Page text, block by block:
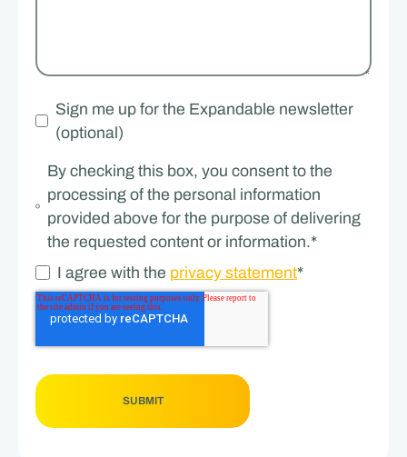
Sign me up for the Expandable newsletter
(optional)
By checking this box, you consent to the
processing of the personal information
provided above for the purpose of delivering
the requested content or information.*
I agree with the privacy statement*